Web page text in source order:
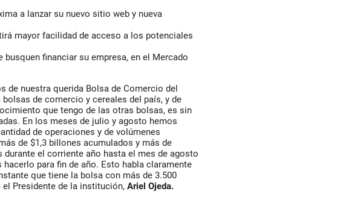
a lanzar su nuevo sitio web y nueva
mayor facilidad de acceso a los potenciales
financiar su empresa, en el Mercado
de nuestra querida Bolsa de Comercio del
de comercio y cereales del país, y de
que tengo de las otras bolsas, es sin
En los meses de julio y agosto hemos
de operaciones y de volúmenes
de $1,3 billones acumulados y más de
durante el corriente año hasta el mes de agosto
para fin de año. Esto habla claramente
que tiene la bolsa con más de 3.500
Presidente de la institución, Ariel Ojeda.